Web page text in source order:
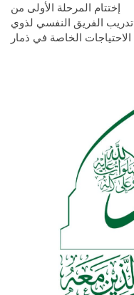
إختتام المرحلة الأولى من
تدريب الفريق النفسي لذوي
الاحتياجات الخاصة في ذمار